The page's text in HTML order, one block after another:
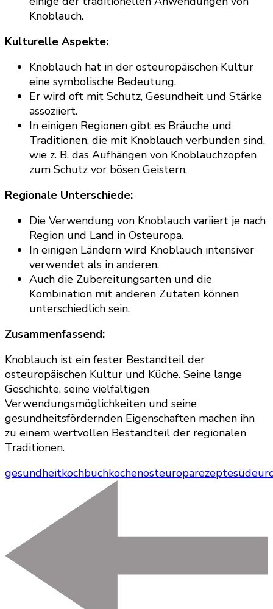
Knoblauch.
Kulturelle Aspekte:
Knoblauch hat in der osteuropäischen Kultur
eine symbolische Bedeutung.
Er wird oft mit Schutz, Gesundheit und Stärke
assoziiert.
In einigen Regionen gibt es Bräuche und
Traditionen, die mit Knoblauch verbunden sind,
wie z. B. das Aufhängen von Knoblauchzöpfen
zum Schutz vor bösen Geistern.
Regionale Unterschiede:
Die Verwendung von Knoblauch variiert je nach
Region und Land in Osteuropa.
In einigen Ländern wird Knoblauch intensiver
verwendet als in anderen.
Auch die Zubereitungsarten und die
Kombination mit anderen Zutaten können
unterschiedlich sein.
Zusammenfassend:
Knoblauch ist ein fester Bestandteil der
osteuropäischen Kultur und Küche. Seine lange
Geschichte, seine vielfältigen
Verwendungsmöglichkeiten und seine
gesundheitsfördernden Eigenschaften machen ihn
zu einem wertvollen Bestandteil der regionalen
Traditionen.
gesundheitkochbuchkochenosteuroparezepte